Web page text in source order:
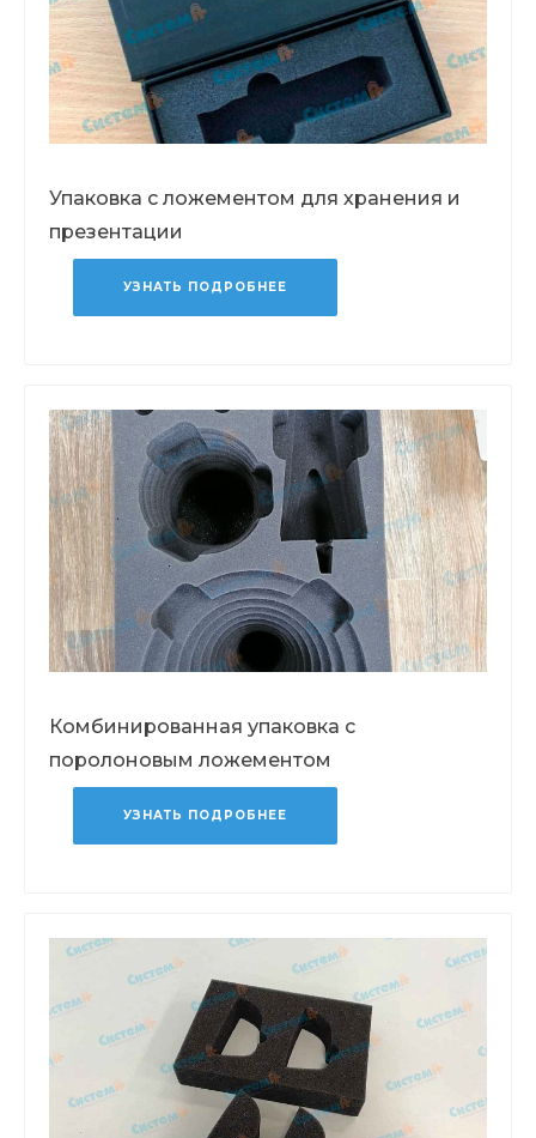
Упаковка с ложементом для хранения и
презентации
УЗНАТЬ ПОДРОБНЕЕ
Комбинированная упаковка с
поролоновым ложементом
УЗНАТЬ ПОДРОБНЕЕ